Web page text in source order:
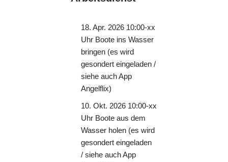
18. Apr. 2026 10:00-xx
Uhr Boote ins Wasser
bringen (es wird
gesondert eingeladen /
siehe auch App
Angelflix)
10. Okt. 2026 10:00-xx
Uhr Boote aus dem
Wasser holen (es wird
gesondert eingeladen
/ siehe auch App